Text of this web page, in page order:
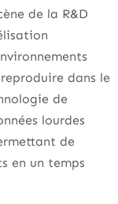
de la R&D
dans le
de
lourdes
de
en un temps